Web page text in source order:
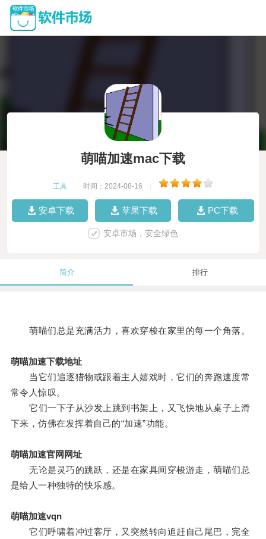
萌喵加速mac下载
工具 时间：2024-08-16
安卓下载 苹果下载 PC下载
安卓市场，安全绿色
简介 排行
萌喵们总是充满活力，喜欢穿梭在家里的每一个角落。
萌喵加速下载地址
当它们追逐猎物或跟着主人嬉戏时，它们的奔跑速度常
常令人惊叹。
它们一下子从沙发上跳到书架上，又飞快地从桌子上滑
下来，仿佛在发挥着自己的“加速”功能。
萌喵加速官网网址
无论是灵巧的跳跃，还是在家具间穿梭游走，萌喵们总
是给人一种独特的快乐感。
萌喵加速vqn
它们呼啸着冲过客厅，又突然转向追赶自己尾巴，完全